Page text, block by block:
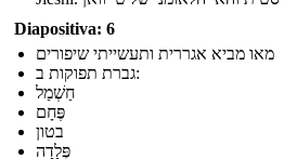
Diapositiva: 6
מאו מביא אגררית ותעשייתי שיפורים
גברת תפוקות ב:
חַשְׁמַל
פֶּחָם
בטון
פְּלָדָה